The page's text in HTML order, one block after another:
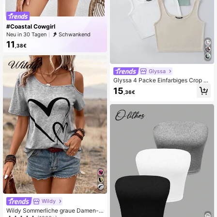
#Coastal Cowgirl
Neu in 30 Tagen Schwankend
11 ,38€
Wildy
Wildy Sommerliche graue Damen-T
Glyssa
Glyssa 4 Packe Einfarbiges Crop Ta
nk Top
15 ,36€